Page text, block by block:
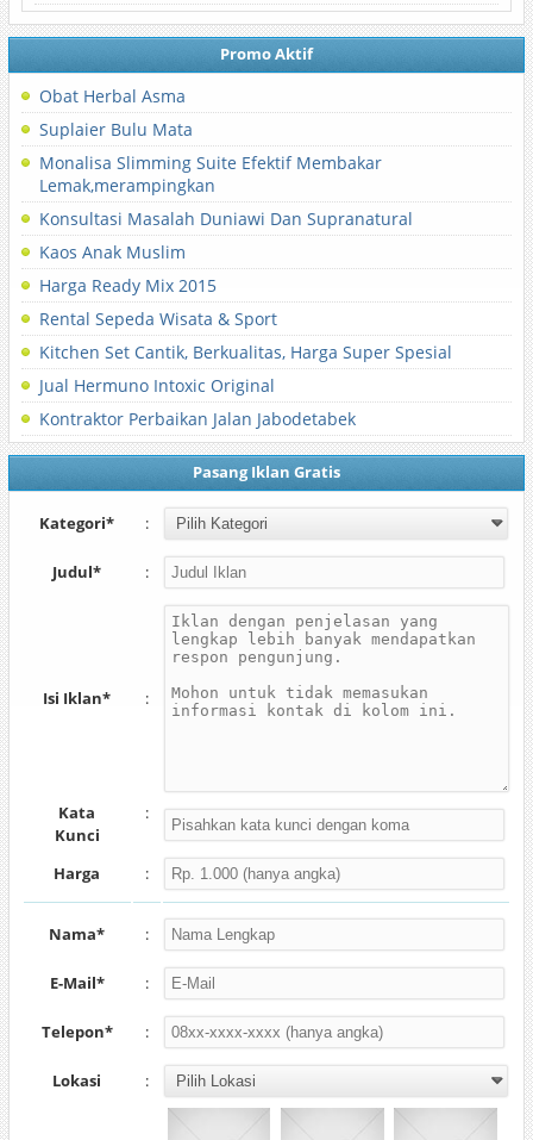
Promo Aktif
Obat Herbal Asma
Suplaier Bulu Mata
Monalisa Slimming Suite Efektif Membakar
Lemak,merampingkan
Konsultasi Masalah Duniawi Dan Supranatural
Kaos Anak Muslim
Harga Ready Mix 2015
Rental Sepeda Wisata & Sport
Kitchen Set Cantik, Berkualitas, Harga Super Spesial
Jual Hermuno Intoxic Original
Kontraktor Perbaikan Jalan Jabodetabek
Pasang Iklan Gratis
Kategori* :
Judul* :
Isi Iklan* :
Kata
Kunci
:
Harga :
Nama* :
E-Mail* :
Telepon* :
Lokasi :